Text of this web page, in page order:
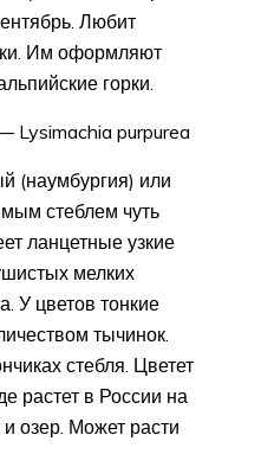
Любит
Им оформляют
горки.
Lysimachia purpurea
(наумбургия) или
стеблем чуть
ланцетные узкие
мелких
У цветов тонкие
тычинок.
стебля. Цветет
растет в России на
озер. Может расти